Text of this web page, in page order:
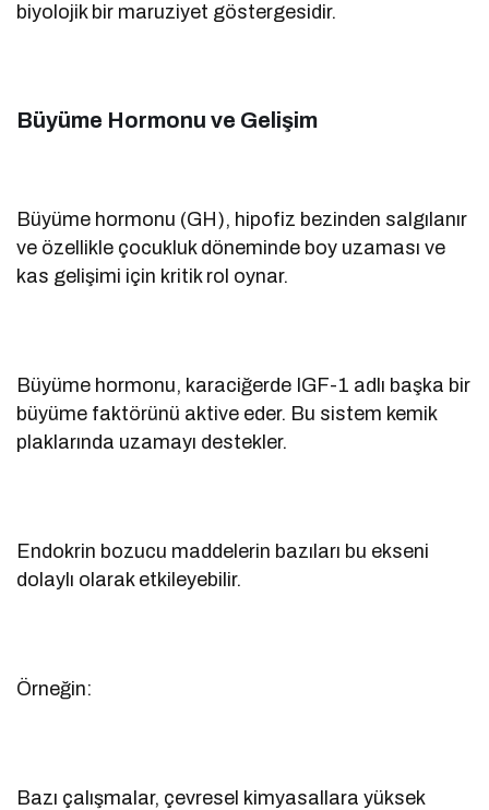
biyolojik bir maruziyet göstergesidir.
Büyüme Hormonu ve Gelişim
Büyüme hormonu (GH), hipofiz bezinden salgılanır
ve özellikle çocukluk döneminde boy uzaması ve
kas gelişimi için kritik rol oynar.
Büyüme hormonu, karaciğerde IGF-1 adlı başka bir
büyüme faktörünü aktive eder. Bu sistem kemik
plaklarında uzamayı destekler.
Endokrin bozucu maddelerin bazıları bu ekseni
dolaylı olarak etkileyebilir.
Örneğin:
Bazı çalışmalar, çevresel kimyasallara yüksek